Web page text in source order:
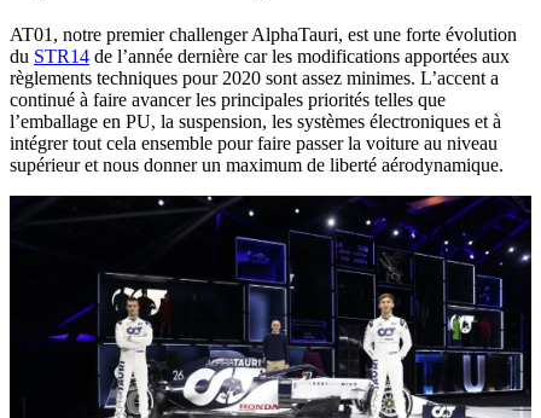
AT01, notre premier challenger AlphaTauri, est une forte évolution
du STR14 de l’année dernière car les modifications apportées aux
règlements techniques pour 2020 sont assez minimes. L’accent a
continué à faire avancer les principales priorités telles que
l’emballage en PU, la suspension, les systèmes électroniques et à
intégrer tout cela ensemble pour faire passer la voiture au niveau
supérieur et nous donner un maximum de liberté aérodynamique.